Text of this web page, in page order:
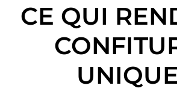
CE QUI